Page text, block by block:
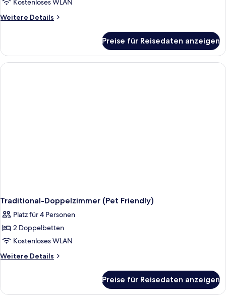
anzeigen
Kostenloses WLAN
Weitere Details
Weitere
Zimmer
(2
King
Preise für Reisedaten anzeigen
Traditional-Doppelzimmer (Pet Friendly)
Platz für 4 Personen
2 Doppelbetten
Kostenloses WLAN
Weitere Details
Weitere
Doppelzimmer
Preise für Reisedaten anzeigen